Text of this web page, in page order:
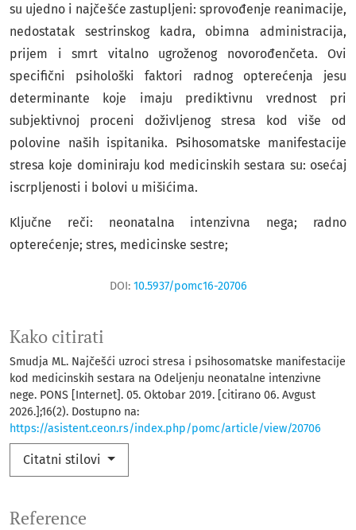
Kako citirati
Smudja ML. Najčešći uzroci stresa i psihosomatske manifestacije
kod medicinskih sestara na Odeljenju neonatalne intenzivne
nege. PONS [Internet]. 05. Oktobar 2019. [citirano 06. Avgust
2026.];16(2). Dostupno na:
https://asistent.ceon.rs/index.php/pomc/article/view/20706
Citatni stilovi
su ujedno i najčešće zastupljeni: sprovođenje reanimacije,
nedostatak sestrinskog kadra, obimna administracija,
prijem i smrt vitalno ugroženog novorođenčeta. Ovi
specifični psihološki faktori radnog opterećenja jesu
determinante koje imaju prediktivnu vrednost pri
subjektivnoj proceni doživljenog stresa kod više od
polovine naših ispitanika. Psihosomatske manifestacije
stresa koje dominiraju kod medicinskih sestara su: osećaj
iscrpljenosti i bolovi u mišićima.
Ključne reči: neonatalna intenzivna nega; radno
opterećenje; stres, medicinske sestre;
DOI: 10.5937/pomc16-20706
Reference